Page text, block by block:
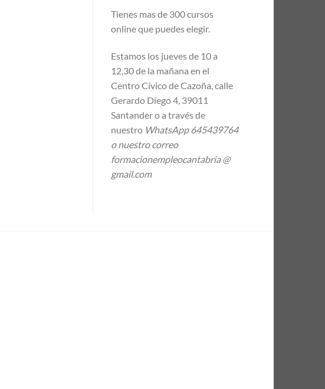
Tienes mas de 300 cursos
online que puedes elegir.
Estamos los jueves de 10 a
12,30 de la mañana en el
Centro Cívico de Cazoña, calle
Gerardo Diego 4, 39011
Santander o a través de
nuestro WhatsApp 645439764
o nuestro correo
formacionempleocantabria @
gmail.com